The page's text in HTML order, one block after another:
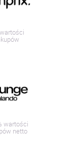
wartości
netto